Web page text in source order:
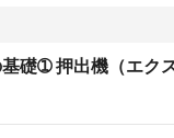
礎➀ 押出機（エク